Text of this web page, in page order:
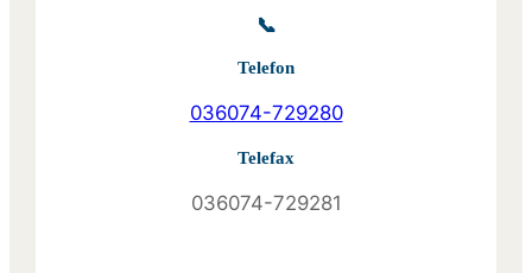
📞
Telefon
036074-729280
Telefax
036074-729281